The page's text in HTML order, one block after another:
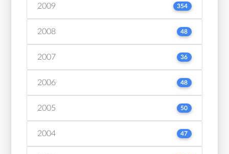
2009 354
2008 48
2007 36
2006 48
2005 50
2004 47